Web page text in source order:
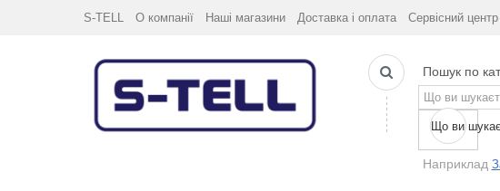
S-TELL О компанії Наші магазини Доставка і оплата Сервісний центр
Пошук по
Що ви
Наприклад